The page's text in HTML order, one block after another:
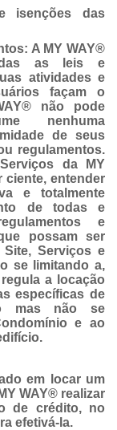
isenções das
A MY WAY®
as leis e
atividades e
façam o
não pode
nenhuma
de seus
regulamentos.
da MY
ciente, entender
e totalmente
de todas e
e
possam ser
Serviços e
se limitando a,
a locação
específicas de
mas não se
e ao
em locar um
WAY® realizar
de crédito, no
efetivá-la.